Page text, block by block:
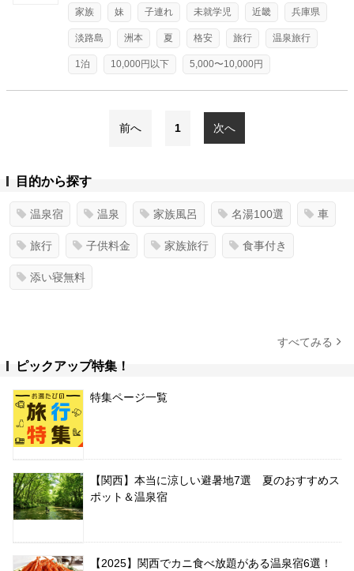
家族 妹 子連れ 未就学児 近畿 兵庫県
淡路島 洲本 夏 格安 旅行 温泉旅行
1泊 10,000円以下 5,000〜10,000円
前へ 1 次へ
目的から探す
温泉宿 温泉 家族風呂 名湯100選 車
旅行 子供料金 家族旅行 食事付き
添い寝無料
すべてみる
ピックアップ特集！
特集ページ一覧
【関西】本当に涼しい避暑地7選 夏のおすすめス
ポット＆温泉宿
【2025】関西でカニ食べ放題がある温泉宿6選！